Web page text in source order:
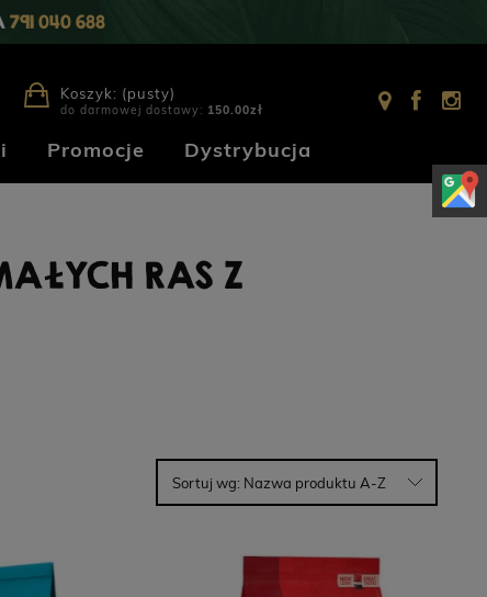
791 040 688
Koszyk: (pusty)
do darmowej dostawy: 150.00zł
Promocje
Dystrybucja
RAS Z
Sortuj wg: Nazwa produktu A-Z